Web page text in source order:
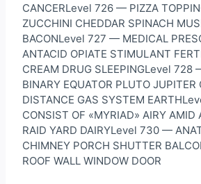
CANCERLevel 726 — PIZZA
ZUCCHINI CHEDDAR SPINACH
BACONLevel 727 — MEDICAL
ANTACID OPIATE STIMULANT
CREAM DRUG SLEEPINGLevel 728
BINARY EQUATOR PLUTO JUPITER
DISTANCE GAS SYSTEM
CONSIST OF «MYRIAD» AIRY AMID
RAID YARD DAIRYLevel 730 —
CHIMNEY PORCH SHUTTER
ROOF WALL WINDOW DOOR